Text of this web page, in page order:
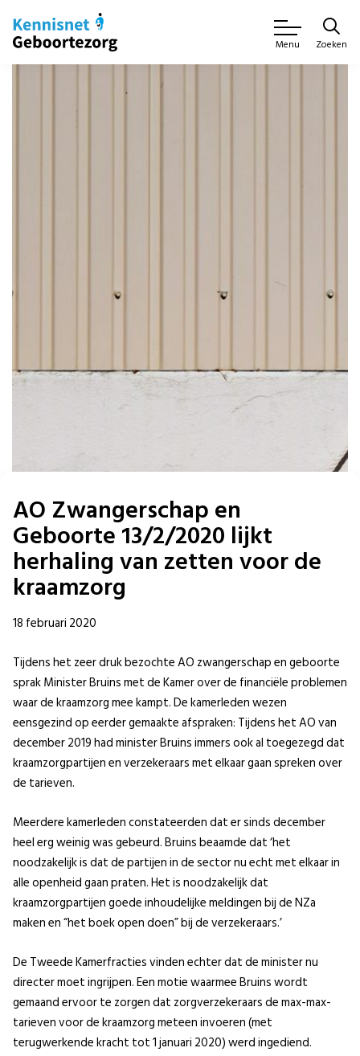
Menu Zoeken
AO Zwangerschap en
Geboorte 13/2/2020 lijkt
herhaling van zetten voor de
kraamzorg
18 februari 2020
Tijdens het zeer druk bezochte AO zwangerschap en geboorte
sprak Minister Bruins met de Kamer over de financiële problemen
waar de kraamzorg mee kampt. De kamerleden wezen
eensgezind op eerder gemaakte afspraken: Tijdens het AO van
december 2019 had minister Bruins immers ook al toegezegd dat
kraamzorgpartijen en verzekeraars met elkaar gaan spreken over
de tarieven.
Meerdere kamerleden constateerden dat er sinds december
heel erg weinig was gebeurd. Bruins beaamde dat ‘het
noodzakelijk is dat de partijen in de sector nu echt met elkaar in
alle openheid gaan praten. Het is noodzakelijk dat
kraamzorgpartijen goede inhoudelijke meldingen bij de NZa
maken en “het boek open doen” bij de verzekeraars.’
De Tweede Kamerfracties vinden echter dat de minister nu
directer moet ingrijpen. Een motie waarmee Bruins wordt
gemaand ervoor te zorgen dat zorgverzekeraars de max-max-
tarieven voor de kraamzorg meteen invoeren (met
terugwerkende kracht tot 1 januari 2020) werd ingediend.